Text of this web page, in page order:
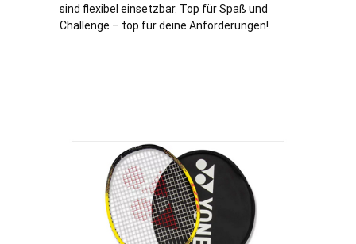
sind flexibel einsetzbar. Top für Spaß und
Challenge – top für deine Anforderungen!.